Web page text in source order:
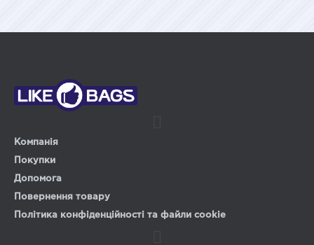
Компанія
Покупки
Допомога
Повернення товару
Політика конфіденційності та файли cookie